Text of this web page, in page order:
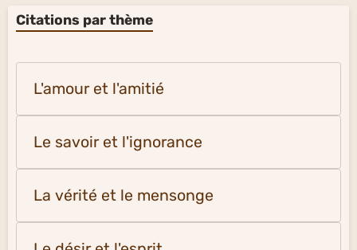
Citations par thème
L'amour et l'amitié
Le savoir et l'ignorance
La vérité et le mensonge